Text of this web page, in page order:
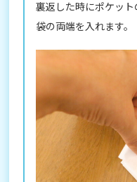
裏返した時にポケッ
袋の両端を入れます。